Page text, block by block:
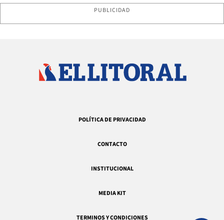
PUBLICIDAD
POLÍTICA DE PRIVACIDAD
CONTACTO
INSTITUCIONAL
MEDIA KIT
TERMINOS Y CONDICIONES